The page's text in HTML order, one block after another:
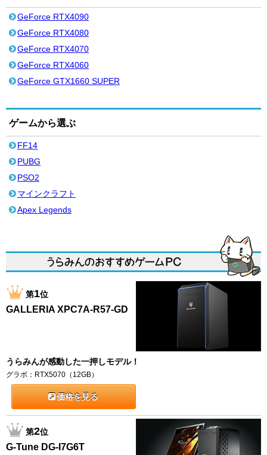
GeForce RTX4090
GeForce RTX4080
GeForce RTX4070
GeForce RTX4060
GeForce GTX1660 SUPER
ゲームから選ぶ
FF14
PUBG
PSO2
マインクラフト
Apex Legends
第1位
GALLERIA XPC7A-R57-GD
うらみんが感動した一押しモデル！
グラボ：RTX5070（12GB）
価格を見る
第2位
G-Tune DG-I7G6T